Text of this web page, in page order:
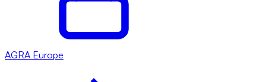
AGRA Europe